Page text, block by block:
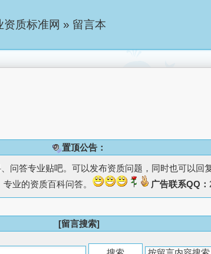
资质标准网 » 留言本
置顶公告：
问答专业贴吧。可以发布资质问题，同时也可以回
业的资质百科问答。
广告联系QQ：
[留言搜索]